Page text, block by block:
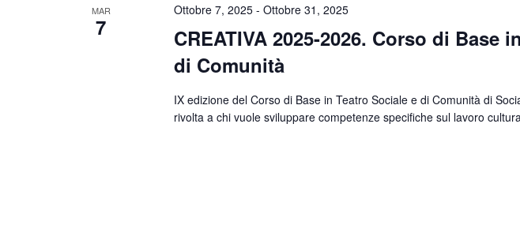
MAR
7
CREATIVA 2025-2026. Corso di Base
di Comunità
Ottobre 7, 2025- Ottobre 31, 2025
IX edizione del Corso di Base in Teatro Sociale e di Comunità di
rivolta a chi vuole sviluppare competenze specifiche sul lavoro